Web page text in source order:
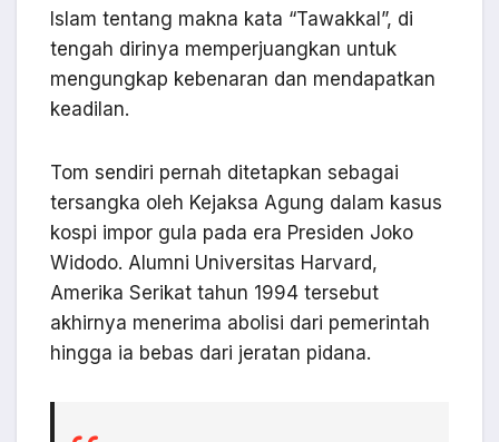
Islam tentang makna kata “Tawakkal”, di
tengah dirinya memperjuangkan untuk
mengungkap kebenaran dan mendapatkan
keadilan.
Tom sendiri pernah ditetapkan sebagai
tersangka oleh Kejaksa Agung dalam kasus
kospi impor gula pada era Presiden Joko
Widodo. Alumni Universitas Harvard,
Amerika Serikat tahun 1994 tersebut
akhirnya menerima abolisi dari pemerintah
hingga ia bebas dari jeratan pidana.